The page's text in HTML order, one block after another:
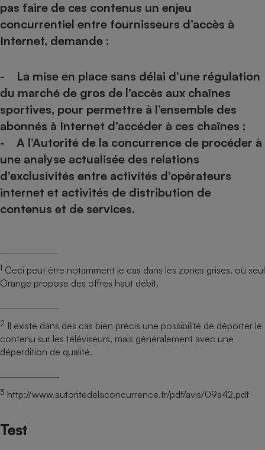
pas faire de ces contenus un enjeu
concurrentiel entre fournisseurs d’accès à
Internet, demande :
- La mise en place sans délai d’une régulation
du marché de gros de l’accès aux chaînes
sportives, pour permettre à l’ensemble des
abonnés à Internet d’accéder à ces chaînes ;
- A l’Autorité de la concurrence de procéder à
une analyse actualisée des relations
d’exclusivités entre activités d’opérateurs
internet et activités de distribution de
contenus et de services.
1 Ceci peut être notamment le cas dans les zones grises, où seul
Orange propose des offres haut débit.
2 Il existe dans des cas bien précis une possibilité de déporter le
contenu sur les téléviseurs, mais généralement avec une
déperdition de qualité.
3 http://www.autoritedelaconcurrence.fr/pdf/avis/09a42.pdf
Test